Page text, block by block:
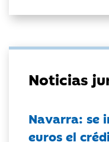
Noticias
Navarra: se
euros el